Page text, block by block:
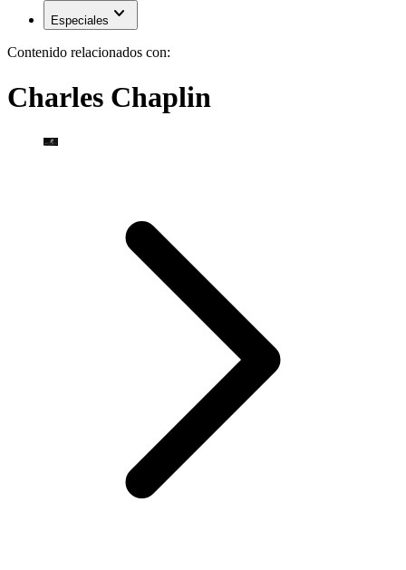
Especiales expand_more
Contenido relacionados con:
Charles Chaplin